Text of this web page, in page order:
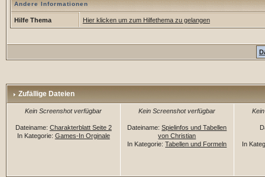
Andere Informationen
Hilfe Thema Hier klicken um zum Hilfethema zu gelangen
Zufällige Dateien
Kein Screenshot verfügbar
Dateiname: Charakterblatt Seite 2
In Kategorie: Games-In Orginale
Kein Screenshot verfügbar
Dateiname:Spielinfos und Tabellen
von Christian
In Kategorie:Tabellen und Formeln In